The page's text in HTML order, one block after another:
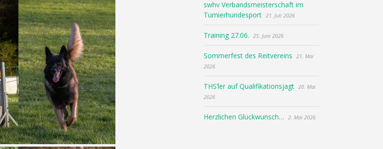
swhv Verbandsmeisterschaft im
Turnierhundesport 21. Juli 2026
Training 27.06. 25. Juni 2026
Sommerfest des Reitvereins
21. Mai
2026
THS’ler auf Qualifikationsjagt 20. Mai
2026
Herzlichen Glückwunsch… 2. Mai 2026